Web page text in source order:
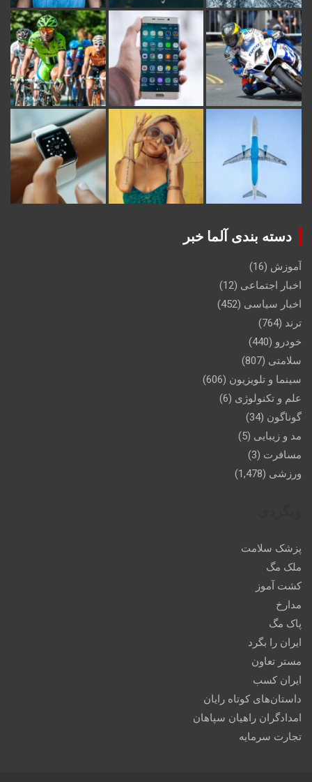
دسته بندی آلما خبر
آموزش (16)
اخبار اجتماعی (12)
اخبار سیاسی (452)
ترند (764)
خودرو (440)
سلامتی (807)
سینما و تلویزیون (606)
علم و تکنولوژی (6)
گوناگون (34)
مد و زیبایی (5)
مسافرت (3)
ورزشی (1,478)
پزشک سلامت
ملک مگ
کشت آموز
مدارخ
پاک مگ
ایران را بگرد
مستر تعاون
ایران کسب
داستان‌های کوتاه رایان
امدادگران راهیان سپاهان
تجارت سرمایه